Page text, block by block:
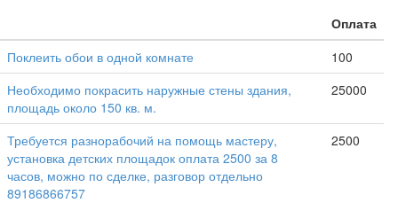
Оплата
Поклеить обои в одной комнате
100
Необходимо покрасить наружные стены здания,
площадь около 150 кв. м.
25000
Требуется разнорабочий на помощь мастеру,
установка детских площадок оплата 2500 за 8
часов, можно по сделке, разговор отдельно
89186866757
2500